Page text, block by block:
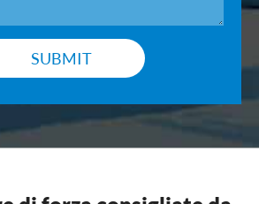
SUBMIT